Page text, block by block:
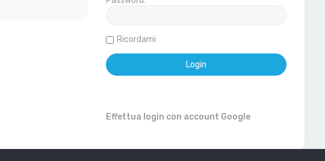
Ricordami
Effettua login con account Google